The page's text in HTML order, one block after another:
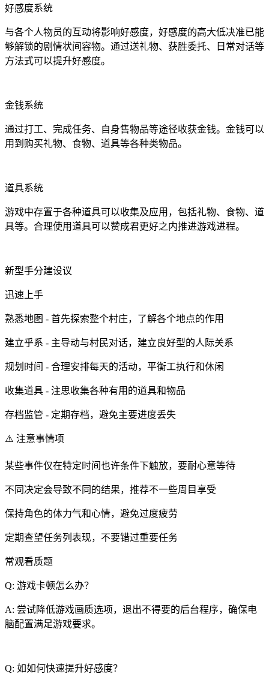
好感度系统
与各个人物员的互动将影响好感度，好感度的高大低决准已能
够解锁的剧情状间容物。通过送礼物、获胜委托、日常对话等
方法式可以提升好感度。
金钱系统
通过打工、完成任务、自身售物品等途径收获金钱。金钱可以
用到购买礼物、食物、道具等各种类物品。
道具系统
游戏中存置于各种道具可以收集及应用，包括礼物、食物、道
具等。合理使用道具可以赞成君更好之内推进游戏进程。
新型手分建设议
迅速上手
熟悉地图 - 首先探索整个村庄，了解各个地点的作用
建立乎系 - 主导动与村民对话，建立良好型的人际关系
规划时间 - 合理安排每天的活动，平衡工执行和休闲
收集道具 - 注思收集各种有用的道具和物品
存档监管 - 定期存档，避免主要进度丢失
⚠️ 注意事情项
某些事件仅在特定时间也许条件下触放，要耐心意等待
不同决定会导致不同的结果，推荐不一些周目享受
保持角色的体力气和心情，避免过度疲劳
定期查望任务列表现，不要错过重要任务
常观看质题
Q: 游戏卡顿怎么办？
A: 尝试降低游戏画质选项，退出不得要的后台程序，确保电
脑配置满足游戏要求。
Q: 如如何快速提升好感度？